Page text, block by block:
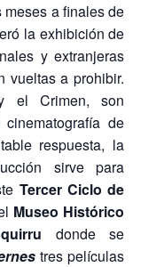
meses a finales de
la exhibición de
y extranjeras
vueltas a prohibir.
el Crimen, son
de
respuesta, la
sirve para
Tercer Ciclo de
Museo Histórico
donde se
tres películas